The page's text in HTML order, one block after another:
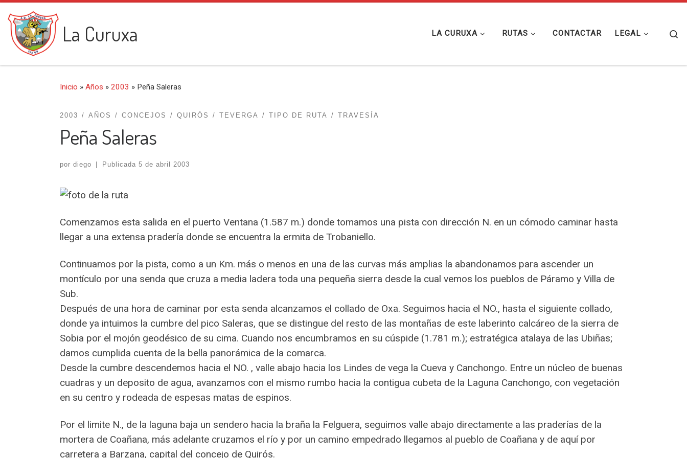
Saltar al contenido
La Curuxa LA CURUXA RUTAS CONTACTAR LEGAL
Inicio » Años » 2003 » Peña Saleras
2003 AÑOS CONCEJOS QUIRÓS TEVERGA TIPO DE RUTA TRAVESÍA
Peña Saleras
por diego Publicada 5 de abril 2003
Comenzamos esta salida en el puerto Ventana (1.587 m.) donde tomamos una pista con dirección N. en un cómodo caminar hasta
llegar a una extensa pradería donde se encuentra la ermita de Trobaniello.
Continuamos por la pista, como a un Km. más o menos en una de las curvas más amplias la abandonamos para ascender un
montículo por una senda que cruza a media ladera toda una pequeña sierra desde la cual vemos los pueblos de Páramo y Villa de
Sub.
Después de una hora de caminar por esta senda alcanzamos el collado de Oxa. Seguimos hacia el NO., hasta el siguiente collado,
donde ya intuimos la cumbre del pico Saleras, que se distingue del resto de las montañas de este laberinto calcáreo de la sierra de
Sobia por el mojón geodésico de su cima. Cuando nos encumbramos en su cúspide (1.781 m.); estratégica atalaya de las Ubiñas;
damos cumplida cuenta de la bella panorámica de la comarca.
Desde la cumbre descendemos hacia el NO. , valle abajo hacia los Lindes de vega la Cueva y Canchongo. Entre un núcleo de buenas
cuadras y un deposito de agua, avanzamos con el mismo rumbo hacia la contigua cubeta de la Laguna Canchongo, con vegetación
en su centro y rodeada de espesas matas de espinos.
Por el limite N., de la laguna baja un sendero hacia la braña la Felguera, seguimos valle abajo directamente a las praderías de la
mortera de Coañana, más adelante cruzamos el río y por un camino empedrado llegamos al pueblo de Coañana y de aquí por
carretera a Barzana, capital del concejo de Quirós.